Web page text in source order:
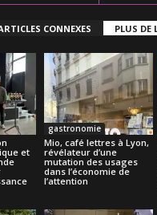
CONNEXES PLUS DE
et
gastronomie
Mio, café lettres à Lyon,
révélateur d’une
mutation des usages
dans l’économie de
l’attention